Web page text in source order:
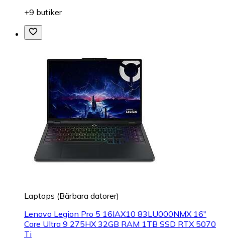
+9 butiker
Laptops (Bärbara datorer)
Lenovo Legion Pro 5 16IAX10 83LU000NMX 16"
Core Ultra 9 275HX 32GB RAM 1TB SSD RTX 5070
Ti